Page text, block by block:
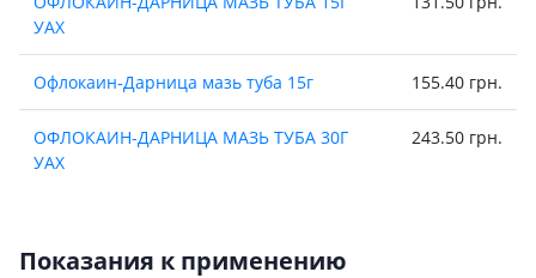
УАХ
Офлокаин-Дарница мазь туба 15г 155.40 грн.
ОФЛОКАИН-ДАРНИЦА МАЗЬ ТУБА 30Г
УАХ
243.50 грн.
Показания к применению